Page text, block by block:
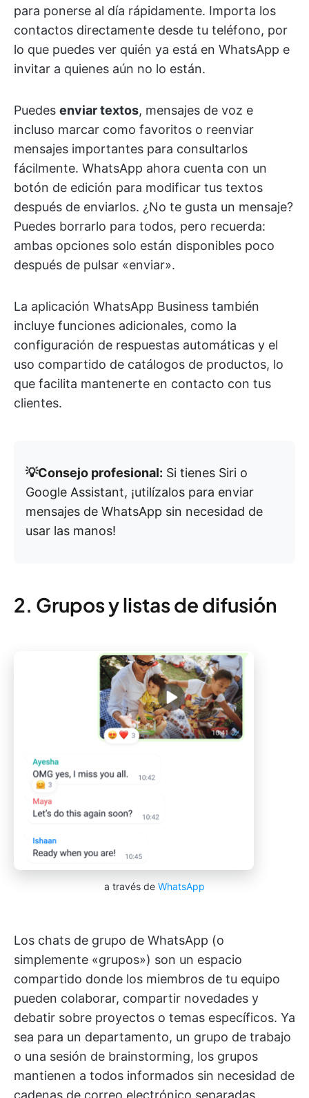
para ponerse al día rápidamente. Importa los
contactos directamente desde tu teléfono, por
lo que puedes ver quién ya está en WhatsApp e
invitar a quienes aún no lo están.
Puedes enviar textos, mensajes de voz e
incluso marcar como favoritos o reenviar
mensajes importantes para consultarlos
fácilmente. WhatsApp ahora cuenta con un
botón de edición para modificar tus textos
después de enviarlos. ¿No te gusta un mensaje?
Puedes borrarlo para todos, pero recuerda:
ambas opciones solo están disponibles poco
después de pulsar «enviar».
La aplicación WhatsApp Business también
incluye funciones adicionales, como la
configuración de respuestas automáticas y el
uso compartido de catálogos de productos, lo
que facilita mantenerte en contacto con tus
clientes.
💡Consejo profesional: Si tienes Siri o
Google Assistant, ¡utilízalos para enviar
mensajes de WhatsApp sin necesidad de
usar las manos!
2. Grupos y listas de difusión
a través de WhatsApp
Los chats de grupo de WhatsApp (o
simplemente «grupos») son un espacio
compartido donde los miembros de tu equipo
pueden colaborar, compartir novedades y
debatir sobre proyectos o temas específicos. Ya
sea para un departamento, un grupo de trabajo
o una sesión de brainstorming, los grupos
mantienen a todos informados sin necesidad de
cadenas de correo electrónico separadas.